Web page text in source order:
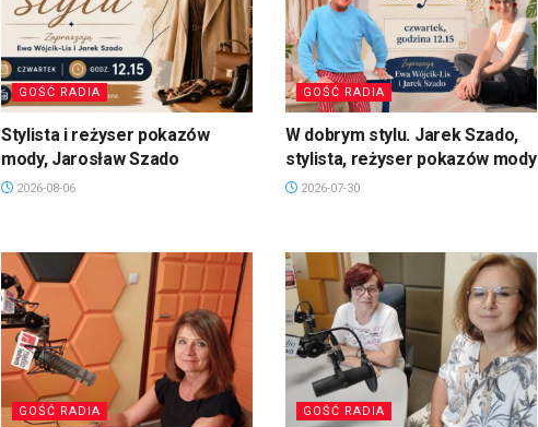
GOŚĆ RADIA
Stylista i reżyser pokazów
mody, Jarosław Szado
2026-08-06
GOŚĆ RADIA
W dobrym stylu. Jarek Szado,
stylista, reżyser pokazów mody
2026-07-30
GOŚĆ RADIA GOŚĆ RADIA